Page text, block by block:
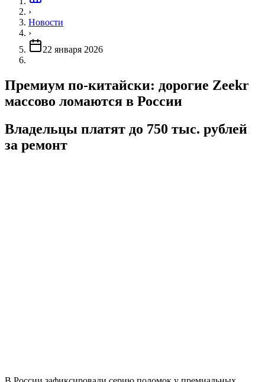
›
Новости
›
22 января 2026
Премиум по-китайски: дорогие Zeekr
массово ломаются в России
Владельцы платят до 750 тыс. рублей
за ремонт